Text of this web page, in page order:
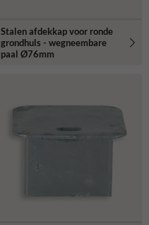
Stalen afdekkap voor ronde
grondhuls - wegneembare
paal Ø76mm